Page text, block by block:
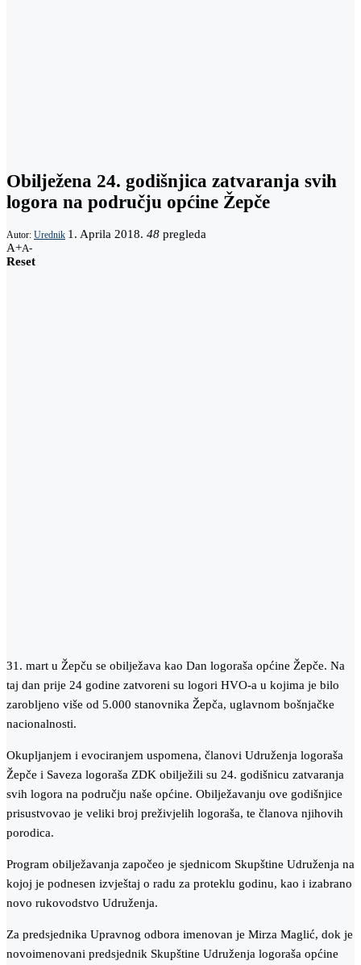
Obilježena 24. godišnjica zatvaranja svih
logora na području općine Žepče
Autor: Urednik 1. Aprila 2018. 48 pregleda
A+A-
Reset
31. mart u Žepču se obilježava kao Dan logoraša općine Žepče. Na
taj dan prije 24 godine zatvoreni su logori HVO-a u kojima je bilo
zarobljeno više od 5.000 stanovnika Žepča, uglavnom bošnjačke
nacionalnosti.
Okupljanjem i evociranjem uspomena, članovi Udruženja logoraša
Žepče i Saveza logoraša ZDK obilježili su 24. godišnicu zatvaranja
svih logora na području naše općine. Obilježavanju ove godišnjice
prisustvovao je veliki broj preživjelih logoraša, te članova njihovih
porodica.
Program obilježavanja započeo je sjednicom Skupštine Udruženja na
kojoj je podnesen izvještaj o radu za proteklu godinu, kao i izabrano
novo rukovodstvo Udruženja.
Za predsjednika Upravnog odbora imenovan je Mirza Maglić, dok je
novoimenovani predsjednik Skupštine Udruženja logoraša općine